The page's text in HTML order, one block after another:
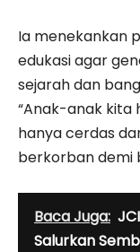
Ia menekankan
edukasi agar
sejarah dan
“Anak-anak kita
hanya cerdas
berkorban demi
Baca Juga:
Salurkan